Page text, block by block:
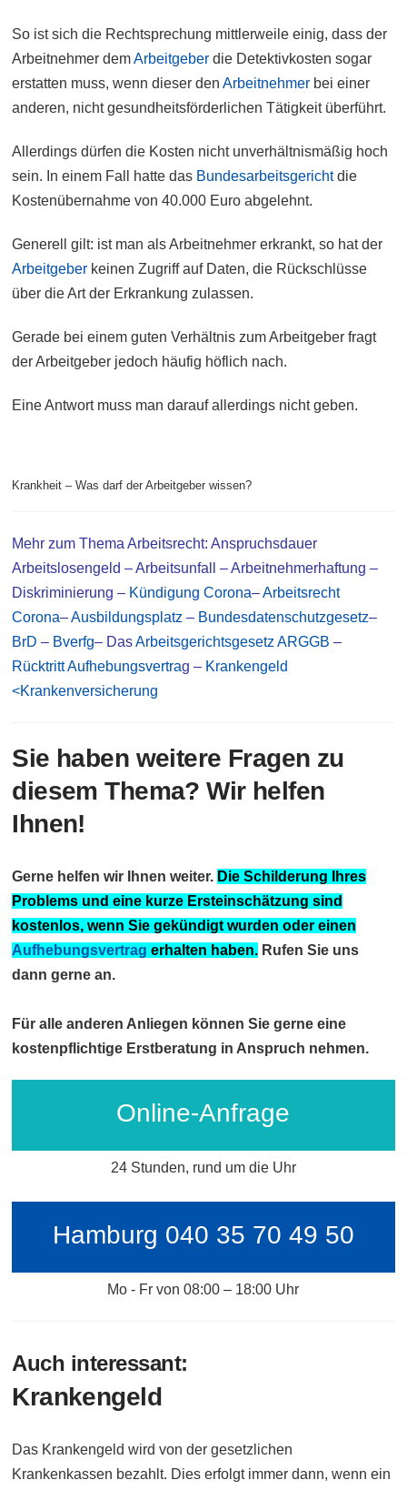
So ist sich die Rechtsprechung mittlerweile einig, dass der
Arbeitnehmer demArbeitgeber die Detektivkosten sogar
erstatten muss, wenn dieser denArbeitnehmer bei einer
anderen, nicht gesundheitsförderlichen Tätigkeit überführt.
Allerdings dürfen die Kosten nicht unverhältnismäßig hoch
sein. In einem Fall hatte das Bundesarbeitsgerichtdie
Kostenübernahme von 40.000 Euro abgelehnt.
Generell gilt: ist man als Arbeitnehmer erkrankt, so hat der
Arbeitgeber keinen Zugriff auf Daten, die Rückschlüsse
über die Art der Erkrankung zulassen.
Gerade bei einem guten Verhältnis zum Arbeitgeber fragt
der Arbeitgeber jedoch häufig höflich nach.
Eine Antwort muss man darauf allerdings nicht geben.
Krankheit – Was darf der Arbeitgeber wissen?
Mehr zum ThemaArbeitsrecht:Anspruchsdauer
Arbeitslosengeld –Arbeitsunfall –Arbeitnehmerhaftung –
Diskriminierung – Kündigung Corona–Arbeitsrecht
Corona–Ausbildungsplatz – Bundesdatenschutzgesetz–
BrD– Bverfg– DasArbeitsgerichtsgesetz ARGGB–
Rücktritt Aufhebungsvertrag – Krankengeld
<Krankenversicherung
Sie haben weitere Fragen zu
diesem Thema? Wir helfen
Ihnen!
Gerne helfen wir Ihnen weiter. Die Schilderung Ihres
Problems und eine kurze Ersteinschätzung sind
kostenlos, wenn Sie gekündigt wurden oder einen
Aufhebungsvertrag erhalten haben. Rufen Sie uns
dann gerne an.
Für alle anderen Anliegen können Sie gerne eine
kostenpflichtige Erstberatung in Anspruch nehmen.
Online-Anfrage
24 Stunden, rund um die Uhr
Hamburg 040 35 70 49 50
Mo - Fr von 08:00 – 18:00 Uhr
Auch interessant:
Krankengeld
Das Krankengeld wird von der gesetzlichen
Krankenkassen bezahlt. Dies erfolgt immer dann, wenn ein